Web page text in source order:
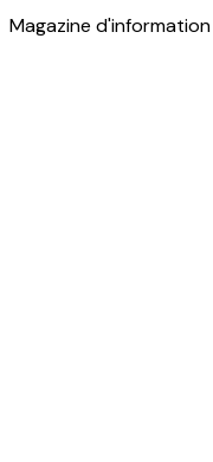
Magazine d'information